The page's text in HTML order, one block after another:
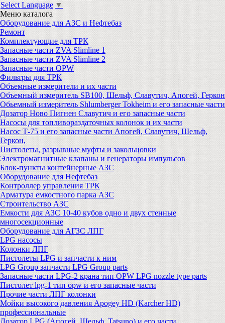
Select Language ▼
Меню каталога
Оборудование для АЗС и Нефтебаз
Ремонт
Комплектующие для ТРК
Запасные части ZVA Slimline 1
Запасные части ZVA Slimline 2
Запасные части OPW
Фильтры для ТРК
Объемные измерители и их части
Объемный измеритель SB100, Шельф, Славутич, Апогей, Геркон
Обьемный измеритель Shlumberger Tokheim и его запасные части
Дозатор Ново Пигнен Славутич и его запасные части
Насосы для топливораздаточных колонок и их части
Насос Т-75 и его запасные части Апогей, Славутич, Шельф,
Геркон,
Пистолеты, разрывные муфты и закольцовки
Электромагнитные клапаны и генераторы импульсов
Блок-пункты контейнерные АЗС
Оборудование для Нефтебаз
Контроллер управления ТРК
Арматура емкостного парка АЗС
Строительство АЗС
Емкости для АЗС 10-40 кубов одно и двух стенные
многосекционные
Оборудование для АГЗС ЛПГ
LPG насосы
Колонки ЛПГ
Пистолеты LPG и запчасти к ним
LPG Group запчасти LPG Group parts
Запасные части LPG-2 крана тип OPW LPG nozzle type parts
Пистолет lpg-1 тип opw и его запасные части
Прочие части ЛПГ колонки
Мойки высокого давления Apogey HD (Karcher HD)
профессиональные